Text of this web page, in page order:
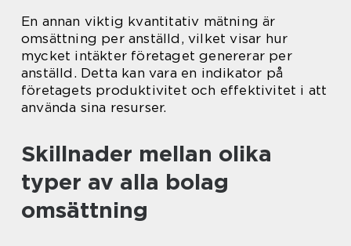
En annan viktig kvantitativ mätning är
omsättning per anställd, vilket visar hur
mycket intäkter företaget genererar per
anställd. Detta kan vara en indikator på
företagets produktivitet och effektivitet i att
använda sina resurser.
Skillnader mellan olika
typer av alla bolag
omsättning